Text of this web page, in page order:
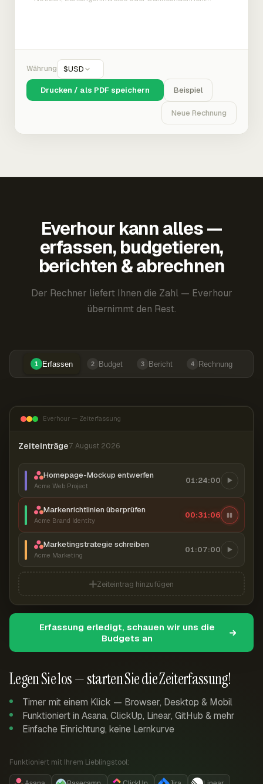
Währung $USD
Drucken / als PDF speichern Beispiel
Neue Rechnung
Everhour kann alles —
erfassen, budgetieren,
berichten & abrechnen
Der Rechner liefert Ihnen die Zahl — Everhour
übernimmt den Rest.
1 Erfassen 2 Budget 3 Bericht 4 Rechnung
Legen Sie los — starten Sie die Zeiterfassung!
Timer mit einem Klick — Browser, Desktop & Mobil
Funktioniert in Asana, ClickUp, Linear, GitHub & mehr
Einfache Einrichtung, keine Lernkurve
Funktioniert mit Ihrem Lieblingstool:
Everhour — Zeiterfassung
Zeiteinträge7. August 2026
Homepage-Mockup entwerfen
Acme Web Project
01:24:00
Markenrichtlinien überprüfen
Acme Brand Identity
00:31:07
Marketingstrategie schreiben
Acme Marketing
01:07:00
Zeiteintrag hinzufügen
Erfassung erledigt, schauen wir uns die
Budgets an